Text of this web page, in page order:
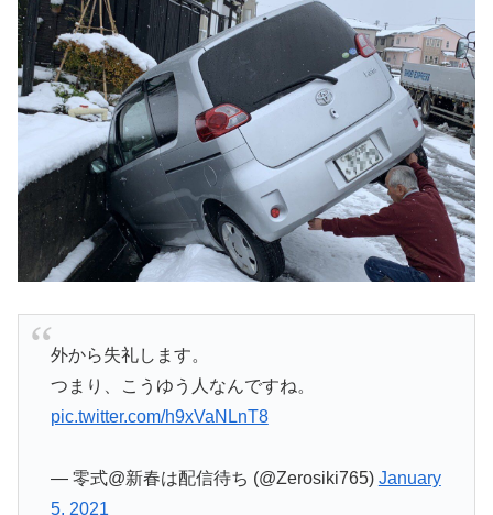
外から失礼します。
つまり、こうゆう人なんですね。
pic.twitter.com/h9xVaNLnT8
— 零式@新春は配信待ち (@Zerosiki765) January
5, 2021